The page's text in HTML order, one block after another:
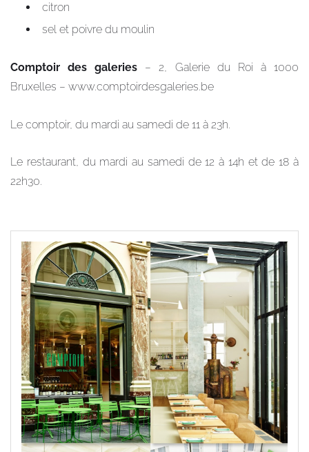
citron
sel et poivre du moulin
Comptoir des galeries – 2, Galerie du Roi à 1000
Bruxelles – www.comptoirdesgaleries.be
Le comptoir, du mardi au samedi de 11 à 23h.
Le restaurant, du mardi au samedi de 12 à 14h et de 18 à
22h30.